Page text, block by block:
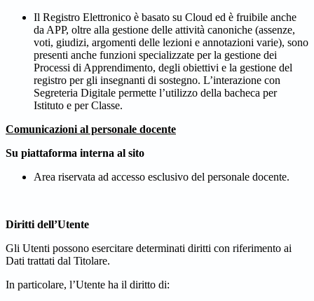
Il Registro Elettronico è basato su Cloud ed è fruibile anche
da APP, oltre alla gestione delle attività canoniche (assenze,
voti, giudizi, argomenti delle lezioni e annotazioni varie), sono
presenti anche funzioni specializzate per la gestione dei
Processi di Apprendimento, degli obiettivi e la gestione del
registro per gli insegnanti di sostegno. L’interazione con
Segreteria Digitale permette l’utilizzo della bacheca per
Istituto e per Classe.
Comunicazioni al personale docente
Su piattaforma interna al sito
Area riservata ad accesso esclusivo del personale docente.
Diritti dell’Utente
Gli Utenti possono esercitare determinati diritti con riferimento ai
Dati trattati dal Titolare.
In particolare, l’Utente ha il diritto di: